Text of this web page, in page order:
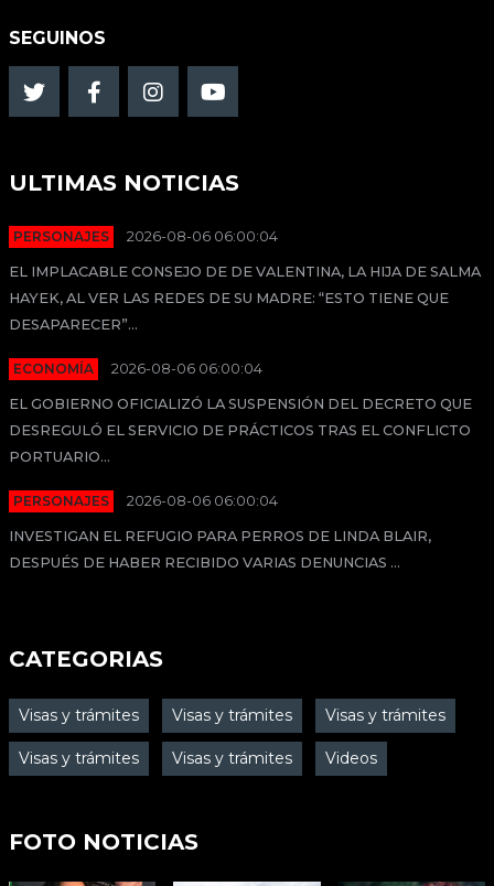
SEGUINOS
ULTIMAS NOTICIAS
PERSONAJES 2026-08-06 06:00:04
EL IMPLACABLE CONSEJO DE DE VALENTINA, LA HIJA DE SALMA
HAYEK, AL VER LAS REDES DE SU MADRE: “ESTO TIENE QUE
DESAPARECER”...
ECONOMÍA 2026-08-06 06:00:04
EL GOBIERNO OFICIALIZÓ LA SUSPENSIÓN DEL DECRETO QUE
DESREGULÓ EL SERVICIO DE PRÁCTICOS TRAS EL CONFLICTO
PORTUARIO...
PERSONAJES 2026-08-06 06:00:04
INVESTIGAN EL REFUGIO PARA PERROS DE LINDA BLAIR,
DESPUÉS DE HABER RECIBIDO VARIAS DENUNCIAS ...
CATEGORIAS
Visas y trámites Visas y trámites Visas y trámites
Visas y trámites Visas y trámites Videos
FOTO NOTICIAS